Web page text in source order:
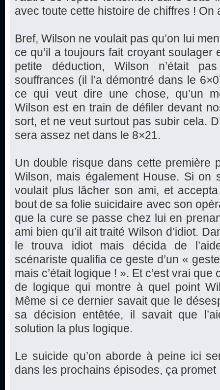
avec toute cette histoire de chiffres !
Bref, Wilson ne voulait pas qu’on lui
ce qu’il a toujours fait croyant soulager
petite déduction, Wilson n’était
souffrances (il l’a démontré dans le
ce qui veut dire une chose, qu’un
Wilson est en train de défiler devant
sort, et ne veut surtout pas subir cela.
sera assez net dans le 8×21.
Un double risque dans cette première
Wilson, mais également House. Si on
voulait plus lâcher son ami, et
bout de sa folie suicidaire avec son
que la cure se passe chez lui en
ami bien qu’il ait traité Wilson d’idiot.
le trouva idiot mais décida de
scénariste qualifia ce geste d’un «
mais c’était logique ! ». Et c’est vrai que
de logique qui montre à quel point
Même si ce dernier savait que le
sa décision entêtée, il savait que
solution la plus logique.
Le suicide qu’on aborde à peine ici
dans les prochains épisodes, ça promet